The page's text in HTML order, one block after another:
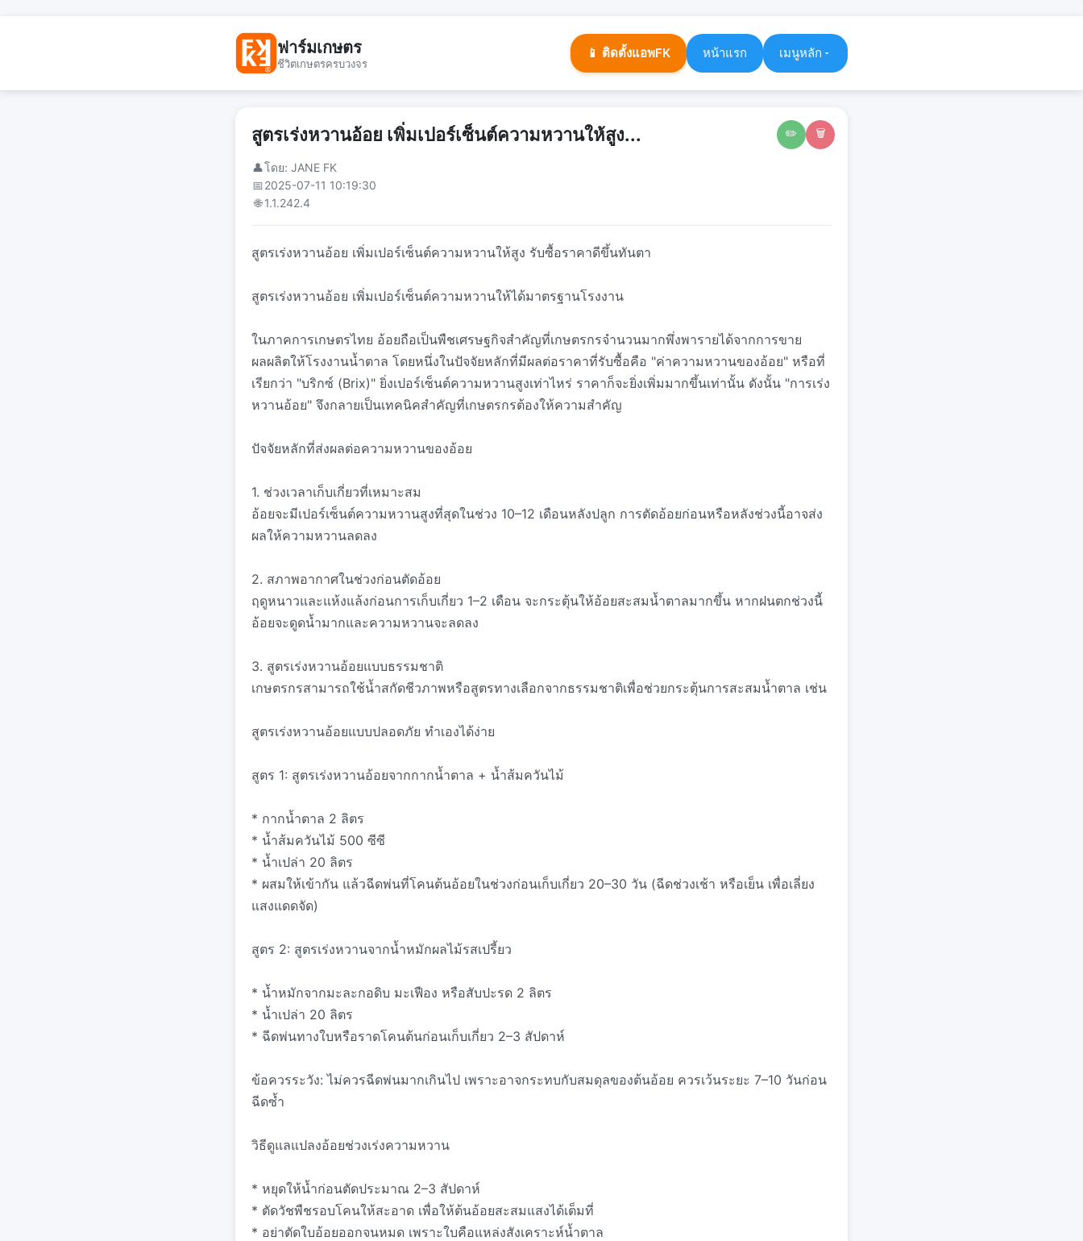
ฟาร์มเกษตร
ชีวิตเกษตรครบวงจร
📱 ติดตั้งแอพFK หน้าแรก เมนูหลัก
✏️ 🗑️
สูตรเร่งหวานอ้อย เพิ่มเปอร์เซ็นต์ความหวานให้สูง...
👤โดย: JANE FK
📅2025-07-11 10:19:30
🌐 1.1.242.4
สูตรเร่งหวานอ้อย เพิ่มเปอร์เซ็นต์ความหวานให้สูง รับซื้อราคาดีขึ้นทันตา
สูตรเร่งหวานอ้อย เพิ่มเปอร์เซ็นต์ความหวานให้ได้มาตรฐานโรงงาน
ในภาคการเกษตรไทย อ้อยถือเป็นพืชเศรษฐกิจสำคัญที่เกษตรกรจำนวนมากพึ่งพารายได้จากการขาย
ผลผลิตให้โรงงานน้ำตาล โดยหนึ่งในปัจจัยหลักที่มีผลต่อราคาที่รับซื้อคือ "ค่าความหวานของอ้อย" หรือที่
เรียกว่า "บริกซ์ (Brix)" ยิ่งเปอร์เซ็นต์ความหวานสูงเท่าไหร่ ราคาก็จะยิ่งเพิ่มมากขึ้นเท่านั้น ดังนั้น "การเร่ง
หวานอ้อย" จึงกลายเป็นเทคนิคสำคัญที่เกษตรกรต้องให้ความสำคัญ
ปัจจัยหลักที่ส่งผลต่อความหวานของอ้อย
1. ช่วงเวลาเก็บเกี่ยวที่เหมาะสม
อ้อยจะมีเปอร์เซ็นต์ความหวานสูงที่สุดในช่วง 10–12 เดือนหลังปลูก การตัดอ้อยก่อนหรือหลังช่วงนี้อาจส่ง
ผลให้ความหวานลดลง
2. สภาพอากาศในช่วงก่อนตัดอ้อย
ฤดูหนาวและแห้งแล้งก่อนการเก็บเกี่ยว 1–2 เดือน จะกระตุ้นให้อ้อยสะสมน้ำตาลมากขึ้น หากฝนตกช่วงนี้
อ้อยจะดูดน้ำมากและความหวานจะลดลง
3. สูตรเร่งหวานอ้อยแบบธรรมชาติ
เกษตรกรสามารถใช้น้ำสกัดชีวภาพหรือสูตรทางเลือกจากธรรมชาติเพื่อช่วยกระตุ้นการสะสมน้ำตาล เช่น
สูตรเร่งหวานอ้อยแบบปลอดภัย ทำเองได้ง่าย
สูตร 1: สูตรเร่งหวานอ้อยจากกากน้ำตาล + น้ำส้มควันไม้
* กากน้ำตาล 2 ลิตร
* น้ำส้มควันไม้ 500 ซีซี
* น้ำเปล่า 20 ลิตร
* ผสมให้เข้ากัน แล้วฉีดพ่นที่โคนต้นอ้อยในช่วงก่อนเก็บเกี่ยว 20–30 วัน (ฉีดช่วงเช้า หรือเย็น เพื่อเลี่ยง
แสงแดดจัด)
สูตร 2: สูตรเร่งหวานจากน้ำหมักผลไม้รสเปรี้ยว
* น้ำหมักจากมะละกอดิบ มะเฟือง หรือสับปะรด 2 ลิตร
* น้ำเปล่า 20 ลิตร
* ฉีดพ่นทางใบหรือราดโคนต้นก่อนเก็บเกี่ยว 2–3 สัปดาห์
ข้อควรระวัง: ไม่ควรฉีดพ่นมากเกินไป เพราะอาจกระทบกับสมดุลของต้นอ้อย ควรเว้นระยะ 7–10 วันก่อน
ฉีดซ้ำ
วิธีดูแลแปลงอ้อยช่วงเร่งความหวาน
* หยุดให้น้ำก่อนตัดประมาณ 2–3 สัปดาห์
* ตัดวัชพืชรอบโคนให้สะอาด เพื่อให้ต้นอ้อยสะสมแสงได้เต็มที่
* อย่าตัดใบอ้อยออกจนหมด เพราะใบคือแหล่งสังเคราะห์น้ำตาล